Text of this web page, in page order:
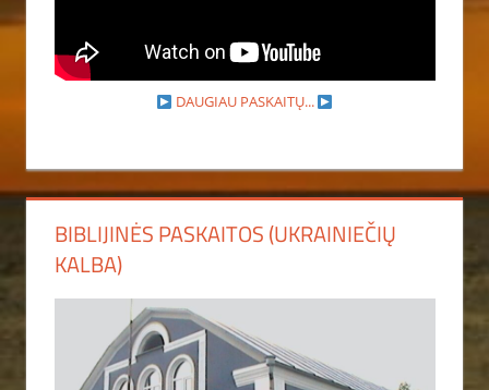
DAUGIAU PASKAITŲ...
BIBLIJINĖS PASKAITOS (UKRAINIEČIŲ
KALBA)